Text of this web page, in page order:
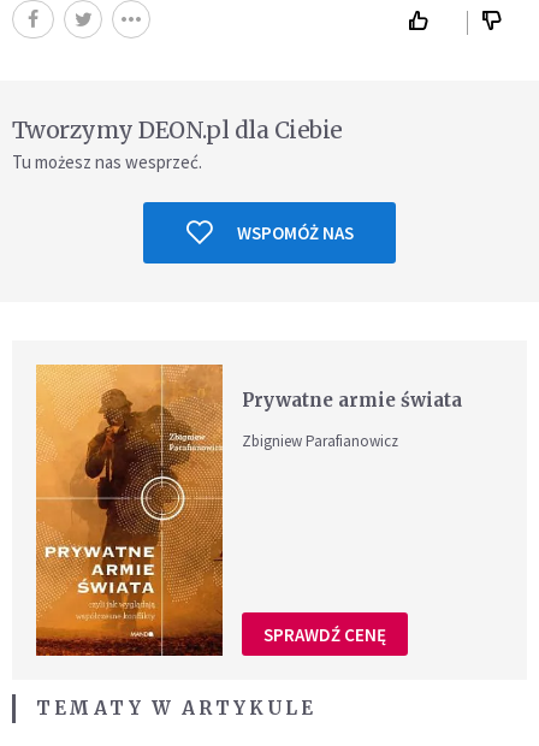
Tworzymy DEON.pl dla Ciebie
Tu możesz nas wesprzeć.
WSPOMÓŻ NAS
Prywatne armie świata
Zbigniew Parafianowicz
SPRAWDŹ CENĘ
TEMATY W ARTYKULE